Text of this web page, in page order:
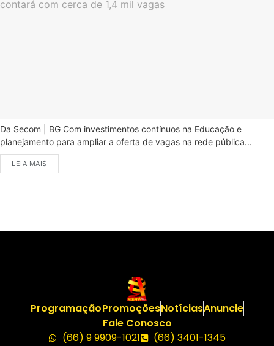
Da Secom | BG Com investimentos contínuos na Educação e
planejamento para ampliar a oferta de vagas na rede pública...
LEIA MAIS
ProgramaçãoPromoçõesNotíciasAnuncie
Fale Conosco
(66) 9 9909-1021
(66) 3401-1345